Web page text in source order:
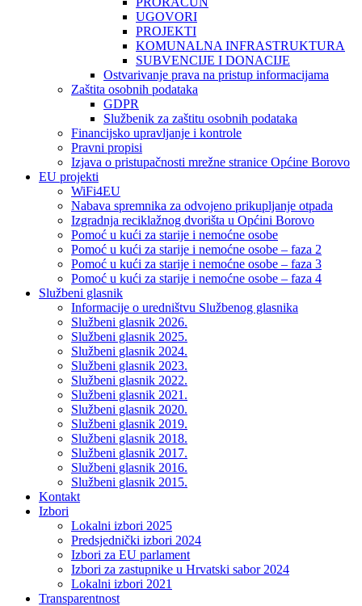
UGOVORI
PROJEKTI
KOMUNALNA INFRASTRUKTURA
SUBVENCIJE I DONACIJE
Ostvarivanje prava na pristup informacijama
Zaštita osobnih podataka
GDPR
Službenik za zaštitu osobnih podataka
Financijsko upravljanje i kontrole
Pravni propisi
Izjava o pristupačnosti mrežne stranice Općine Borovo
EU projekti
WiFi4EU
Nabava spremnika za odvojeno prikupljanje otpada
Izgradnja reciklažnog dvorišta u Općini Borovo
Pomoć u kući za starije i nemoćne osobe
Pomoć u kući za starije i nemoćne osobe – faza 2
Pomoć u kući za starije i nemoćne osobe – faza 3
Pomoć u kući za starije i nemoćne osobe – faza 4
Službeni glasnik
Informacije o uredništvu Službenog glasnika
Službeni glasnik 2026.
Službeni glasnik 2025.
Službeni glasnik 2024.
Službeni glasnik 2023.
Službeni glasnik 2022.
Službeni glasnik 2021.
Službeni glasnik 2020.
Službeni glasnik 2019.
Službeni glasnik 2018.
Službeni glasnik 2017.
Službeni glasnik 2016.
Službeni glasnik 2015.
Kontakt
Izbori
Lokalni izbori 2025
Predsjednički izbori 2024
Izbori za EU parlament
Izbori za zastupnike u Hrvatski sabor 2024
Lokalni izbori 2021
Transparentnost